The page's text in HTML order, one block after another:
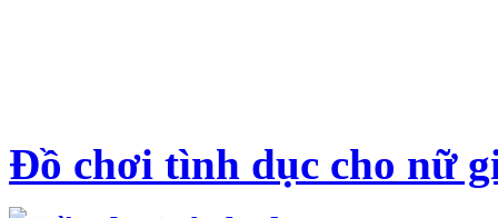
Đồ chơi tình dục cho nữ